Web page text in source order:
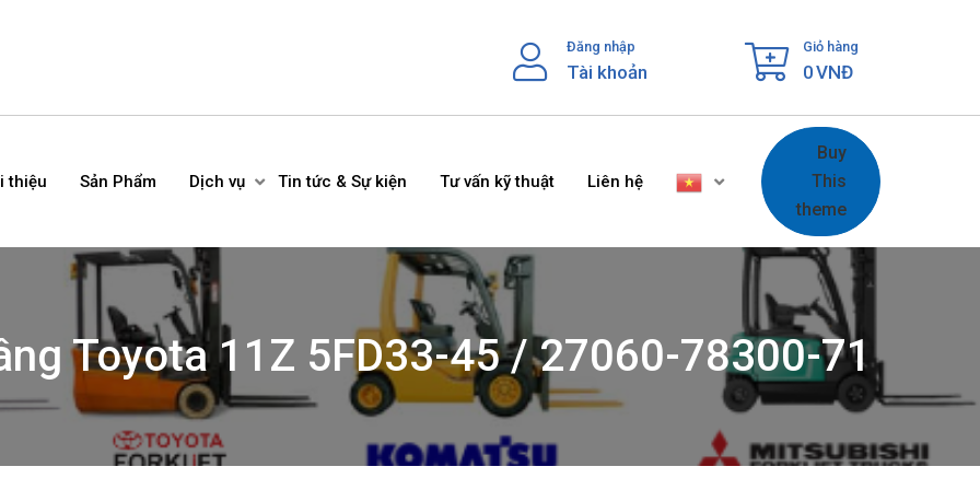
Đăng nhập
Tài khoản
Giỏ hàng
0VNĐ
thiệu Sản Phẩm Dịch vụ Tin tức & Sự kiện Tư vấn kỹ thuật Liên hệ
Buy
This
theme
Toyota 11Z 5FD33-45 / 27060-78300-71